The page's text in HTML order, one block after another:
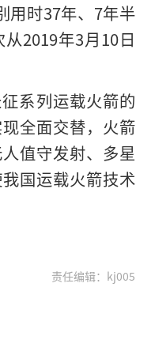
用时37年、7年半
2019年3月10日
系列运载火箭的
全面交替，火箭
值守发射、多星
国运载火箭技术
责任编辑：kj005